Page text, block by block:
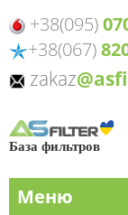
+38(095)
+38(067)
zakaz
База фильтров
Меню